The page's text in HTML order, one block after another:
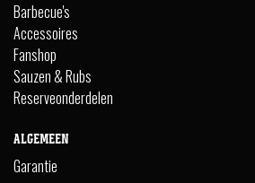
Barbecue's
Accessoires
Fanshop
Sauzen & Rubs
Reserveonderdelen
ALGEMEEN
Garantie